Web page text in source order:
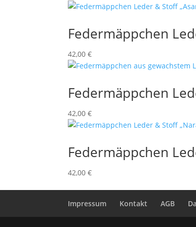
Federmäppchen
42,00€
Federmäppchen
42,00€
Federmäppchen
42,00€
Impressum Kontakt AGB